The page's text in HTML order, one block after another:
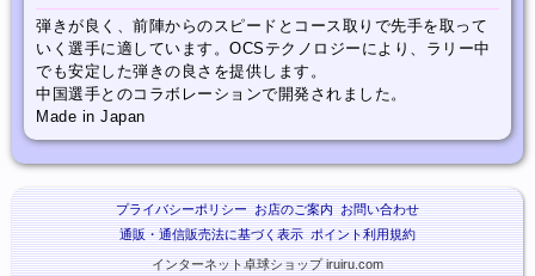
弾きが良く、前陣からのスピードとコース取りで先手を取って
いく選手に適しています。OCSテクノロジーにより、ラリー中
でも安定した弾きの良さを提供します。
中国選手とのコラボレーションで開発されました。
Made in Japan
プライバシーポリシー お店のご案内 お問い合わせ
通販・通信販売法に基づく表示 ポイント利用規約
インターネット卓球ショップ iruiru.com